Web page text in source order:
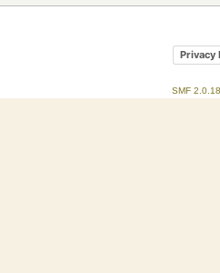
Privacy
SMF 2.0.18